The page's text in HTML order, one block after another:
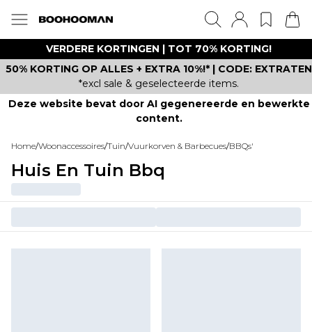
VERDERE KORTINGEN | TOT 70% KORTING!
50% KORTING OP ALLES + EXTRA 10%!* | CODE: EXTRATEN
*excl sale & geselecteerde items.
Deze website bevat door AI gegenereerde en bewerkte
content.
Home/Woonaccessoires/Tuin/Vuurkorven & Barbecues/BBQs'
Huis En Tuin Bbq